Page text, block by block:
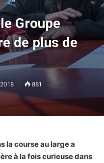
Groupe
de plus de
881
la course au large a
à la fois curieuse dans